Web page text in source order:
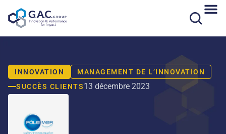
au
INNOVATION
MANAGEMENT DE L’INNOVATION
SUCCÈS CLIENTS13 décembre 2023